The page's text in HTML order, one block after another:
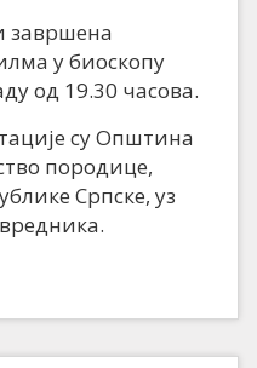
завршена
у биоскопу
од 19.30 часова.
су Општина
породице,
Српске, уз